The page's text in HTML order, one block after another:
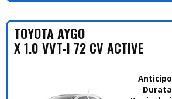
TOYOTA AYGO
X 1.0 VVT-I 72 CV ACTIVE
Anticipo
Durata